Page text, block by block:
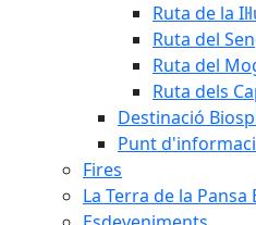
Ruta de la
Ruta del
Ruta del
Ruta dels
Destinació
Punt
Fires
La Terra de la Pansa